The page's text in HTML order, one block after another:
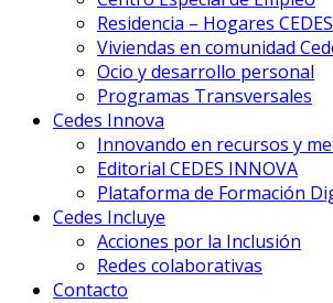
Residencia – Hogares CEDES
Viviendas en comunidad
Ocio y desarrollo personal
Programas Transversales
Cedes Innova
Innovando en recursos y
Editorial CEDES INNOVA
Plataforma de Formación
Cedes Incluye
Acciones por la Inclusión
Redes colaborativas
Contacto